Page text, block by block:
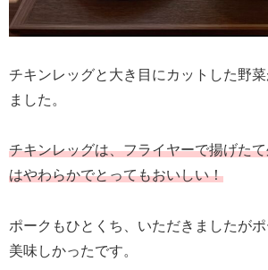
チキンレッグと大き目にカットした野
ました。
チキンレッグは、フライヤーで揚げた
はやわらかでとってもおいしい！
ポークもひとくち、いただきましたが
美味しかったです。